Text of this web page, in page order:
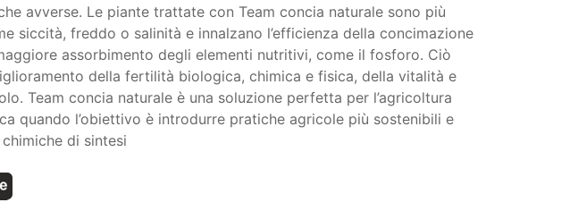
avverse. Le piante trattate con Team concia naturale sono più
siccità, freddo o salinità e innalzano l’efficienza della concimazione
assorbimento degli elementi nutritivi, come il fosforo. Ciò
della fertilità biologica, chimica e fisica, della vitalità e
Team concia naturale è una soluzione perfetta per l’agricoltura
quando l’obiettivo è introdurre pratiche agricole più sostenibili e
di sintesi